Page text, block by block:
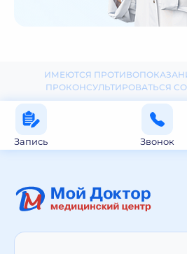
ИМЕЮТСЯ
ПРОКОНСУЛЬТИРОВАТЬСЯ
Запись Звонок